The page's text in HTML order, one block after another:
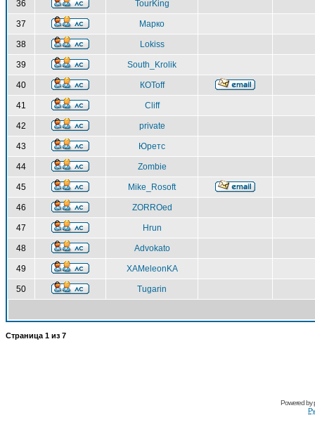
36 TourKing
37 Марко
38 Lokiss
39 South_Krolik
40 КOToff
41 Cliff
42 private
43 Юретс
44 Zombie
45 Mike_Rosoft
46 ZORROed
47 Hrun
48 Advokato
49 XAMeleonKA
50 Tugarin
Страница 1 из 7
Powered by